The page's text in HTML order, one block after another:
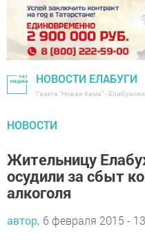
НОВОСТИ ЕЛАБУГИ
Газета "Новая Кама" -
НОВОСТИ
Жительницу
осудили за сбыт
алкоголя
автор, 6 февраля 2015 -